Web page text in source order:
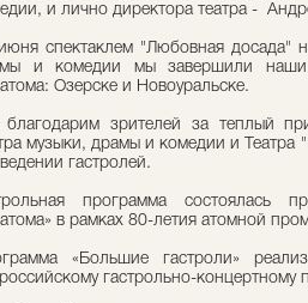
и лично директора театра -
спектаклем "Любовная досада"
и комедии мы завершили наши
Озерске и Новоуральске.
зрителей за теплый
музыки, драмы и комедии и
гастролей.
программа состоялась
в рамках 80-летия атомной
«Большие гастроли»
гастрольно-концертному